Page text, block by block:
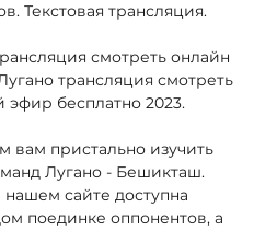
Текстовая трансляция.
смотреть онлайн
трансляция смотреть
бесплатно 2023.
вам пристально изучить
Лугано - Бешикташ.
сайте доступна
поединке оппонентов, а